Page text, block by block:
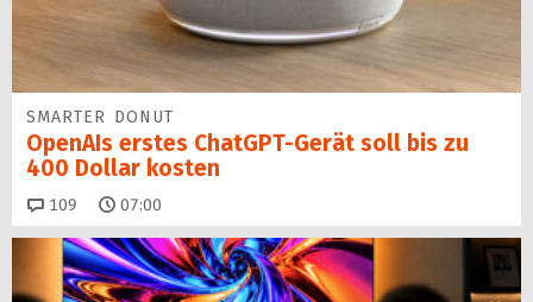
SMARTER DONUT
OpenAIs erstes ChatGPT-Gerät soll bis zu
400 Dollar kosten
109 Kommentare
07:00